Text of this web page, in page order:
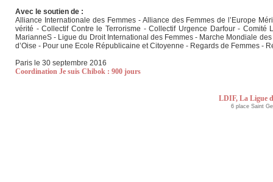
Avec le soutien de :
Alliance Internationale des Femmes - Alliance des Femmes de l’Europe
vérité - Collectif Contre le Terrorisme - Collectif Urgence Darfour -
MarianneS - Ligue du Droit International des Femmes - Marche Mondiale
d’Oise - Pour une Ecole Républicaine et Citoyenne - Regards de Femmes -
Paris le 30 septembre 2016
Coordination Je suis Chibok : 900 jours
LDIF, La Ligue
6 place Saint